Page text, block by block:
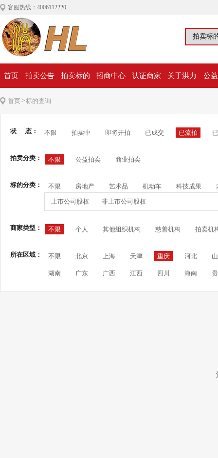
客服热线：4006112220
首页 拍卖公告 拍卖标的 招商中心 认证商家 关于洪力 公
首页>标的查询
状 态： 不限 拍卖中 即将开拍 已成交 已流拍
拍卖分类： 不限 公益拍卖 商业拍卖
标的分类： 不限 房地产 艺术品 机动车 科技成果
上市公司股权 非上市公司股权
商家类型： 不限 个人 其他组织机构 慈善机构 拍卖机
所在区域： 不限 北京 上海 天津 重庆 河北
湖南 广东 广西 江西 四川 海南